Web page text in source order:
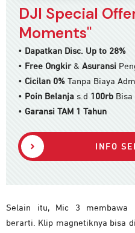
DJI Special
Moments"
• Dapatkan Disc. Up to 28%
• Free Ongkir& Asuransi
• Cicilan 0% Tanpa Biaya
• Poin Belanja s.d 100rb
• Garansi TAM 1 Tahun
INFO
Selain itu, Mic 3 membawa
berarti. Klip magnetiknya bisa